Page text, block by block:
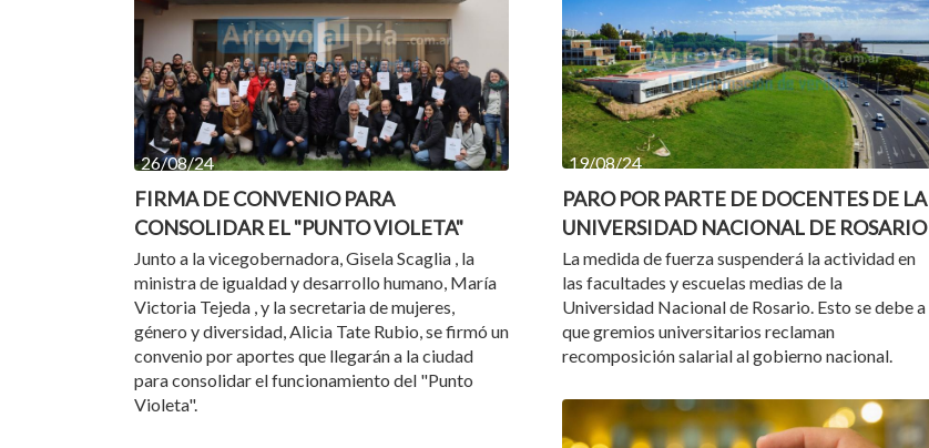
26/08/24
FIRMA DE CONVENIO PARA
CONSOLIDAR EL "PUNTO VIOLETA"
Junto a la vicegobernadora, Gisela Scaglia , la
ministra de igualdad y desarrollo humano, María
Victoria Tejeda , y la secretaria de mujeres,
género y diversidad, Alicia Tate Rubio, se firmó un
convenio por aportes que llegarán a la ciudad
para consolidar el funcionamiento del "Punto
Violeta".
19/08/24
PARO POR PARTE DE DOCENTES DE LA
UNIVERSIDAD NACIONAL DE ROSARIO
La medida de fuerza suspenderá la actividad en
las facultades y escuelas medias de la
Universidad Nacional de Rosario. Esto se debe a
que gremios universitarios reclaman
recomposición salarial al gobierno nacional.